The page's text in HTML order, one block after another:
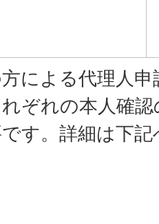
による代理人
ぞれの本人確
す。詳細は下